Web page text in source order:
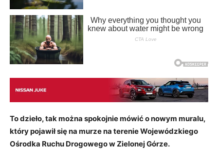
To dzieło, tak można spokojnie mówić o nowym muralu,
który pojawił się na murze na terenie Wojewódzkiego
Ośrodka Ruchu Drogowego w Zielonej Górze.